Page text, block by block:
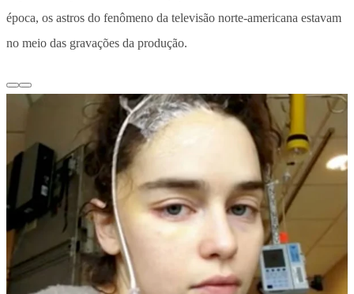
época, os astros do fenômeno da televisão norte-americana estavam
no meio das gravações da produção.